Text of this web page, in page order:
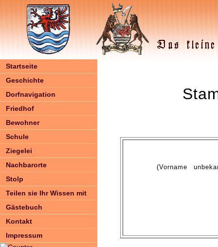
Startseite
Geschichte
Dorfnavigation
Friedhof
Bewohner
Schule
Ziegelei
Nachbarorte
Stolp
Teilen sie Ihr Wissen mit
Gästebuch
Kontakt
Impressum
(Vorname